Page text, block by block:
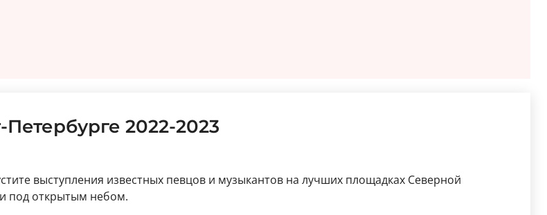
2022-2023
выступления известных певцов и музыкантов на лучших площадках Северной
под открытым небом.